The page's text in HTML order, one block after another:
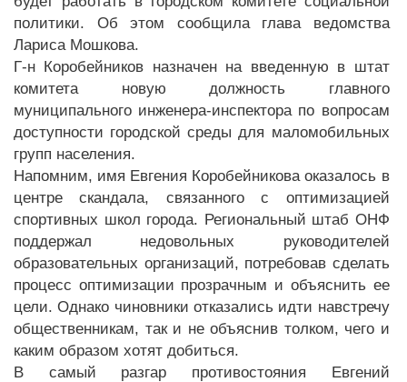
политики. Об этом сообщила глава ведомства
Лариса Мошкова.
Г-н Коробейников назначен на введенную в штат
комитета новую должность главного
муниципального инженера-инспектора по вопросам
доступности городской среды для маломобильных
групп населения.
Напомним, имя Евгения Коробейникова оказалось в
центре скандала, связанного с оптимизацией
спортивных школ города. Региональный штаб ОНФ
поддержал недовольных руководителей
образовательных организаций, потребовав сделать
процесс оптимизации прозрачным и объяснить ее
цели. Однако чиновники отказались идти навстречу
общественникам, так и не объяснив толком, чего и
каким образом хотят добиться.
В самый разгар противостояния Евгений